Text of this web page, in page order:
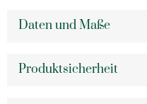
Daten und Maße
Produktsicherheit